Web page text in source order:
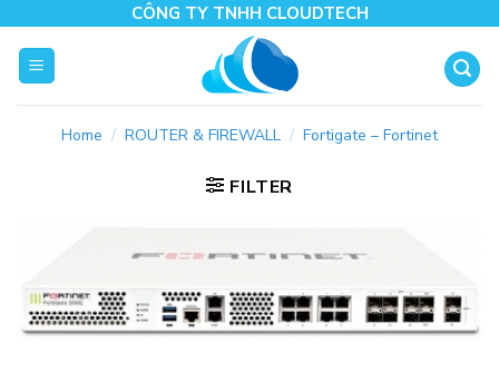
content
CÔNG TY TNHH CLOUDTECH
Home / ROUTER & FIREWALL / Fortigate – Fortinet
FILTER